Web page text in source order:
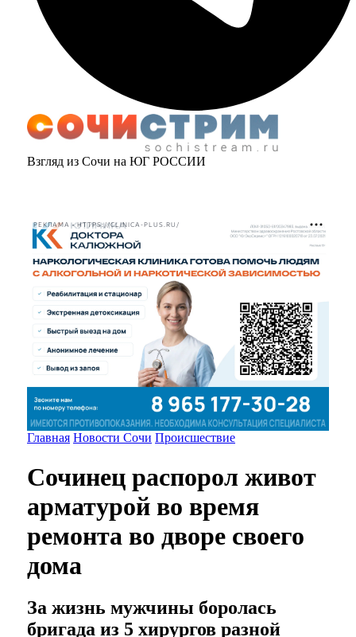
Взгляд из Сочи на ЮГ РОССИИ
РЕКЛАМА • HTTPS://CLINICA-PLUS.RU/
Главная Новости Сочи Происшествие
Сочинец распорол живот
арматурой во время
ремонта во дворе своего
дома
За жизнь мужчины боролась
бригада из 5 хирургов разной